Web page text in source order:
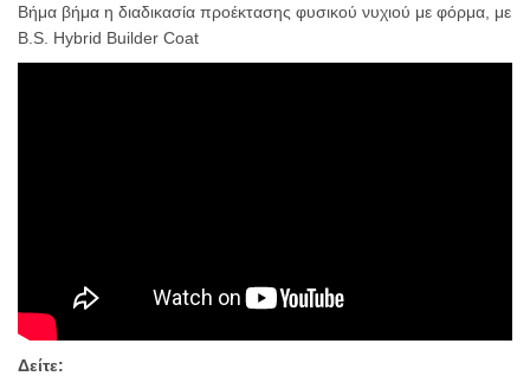
Βήμα βήμα η διαδικασία προέκτασης φυσικού νυχιού με φόρμα, με
B.S. Hybrid Builder Coat
Δείτε: